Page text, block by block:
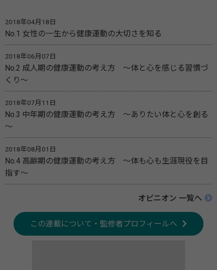
2018年04月18日
No.1 女性の一生から健康運動の大切さを知る
2018年06月07日
No.2 成人期の健康運動の考え方 ～体と心を感じる習慣づ
くり～
2018年07月11日
No.3 中年期の健康運動の考え方 ～ありたい体と心を創る
～
2018年08月01日
No.4 高齢期の健康運動の考え方 ～体も心も生涯現役を目
指す～
オピニオン 一覧へ
この連載について・監修者プロフィールへ